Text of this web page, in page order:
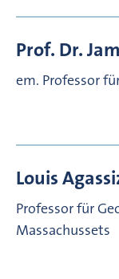
Prof. Dr.
em. Professor
Louis
Professor für
Massachussets